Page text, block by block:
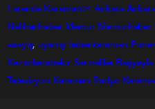
Larende Karaman24 Ankara
Nalıhanhaber Memur Memurhaber
asayiş, uyanış haberkaraman
Kazımkarabekir Sarıveliler Başyayla
Televizyon Karaman Radyo